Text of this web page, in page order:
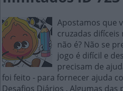
Apostamos que
cruzadas
não é? Não se
jogo é difícil e
precisam de
foi feito - para fornecer ajuda
Desafios Diários . Algumas das